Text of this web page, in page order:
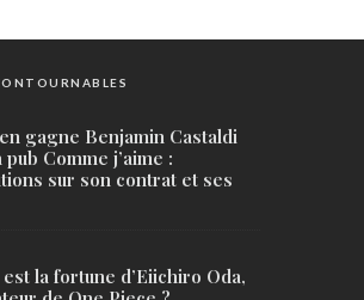
gagne Benjamin Castaldi
Comme j’aime :
sur son contrat et ses
la fortune d’Eiichiro Oda,